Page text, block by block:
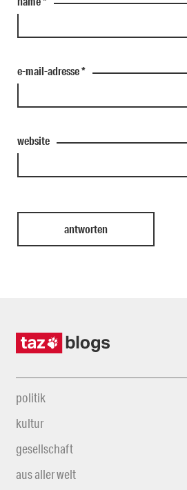
e-mail-adresse*
website
politik
kultur
gesellschaft
aus aller welt